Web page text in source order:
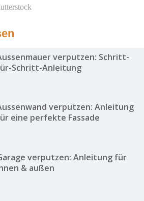
verputzen: Schritt-
Schritt-Anleitung
verputzen: Anleitung
eine perfekte Fassade
verputzen: Anleitung für
& außen